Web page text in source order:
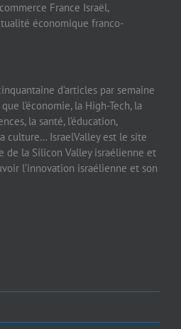
France Israël,
économique franco-
d’articles par semaine
l’économie, la High-Tech, la
la santé, l’éducation,
culture… IsraelValley est le site
de la Silicon Valley israélienne et
l’innovation israélienne et son